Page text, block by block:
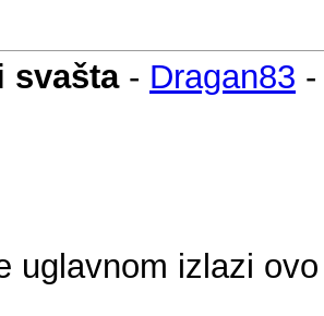
svašta- Dragan83
uglavnom izlazi